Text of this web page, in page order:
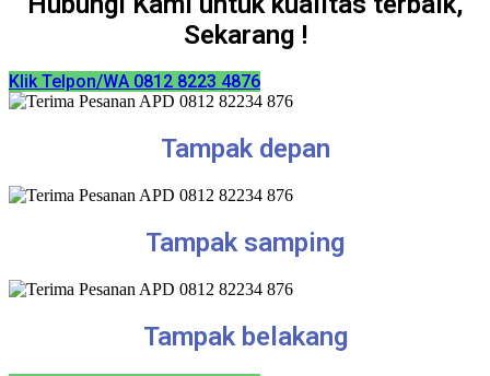
Sekarang !
Klik Telpon/WA 0812 8223 4876
Tampak depan
Tampak samping
Tampak belakang